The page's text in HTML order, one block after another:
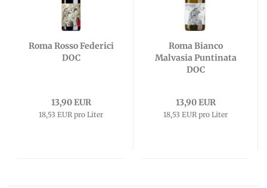
Roma Rosso Federici
DOC
13,90 EUR
18,53 EUR pro Liter
Roma Bianco
Malvasia Puntinata
DOC
13,90 EUR
18,53 EUR pro Liter